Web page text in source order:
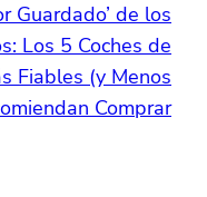
Guardado’ de los
Los 5 Coches de
Fiables (y Menos
Comprar